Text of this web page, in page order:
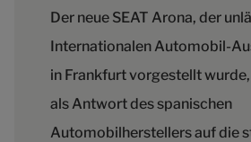
Der neue SEAT Arona, der
Internationalen Automobil-
in Frankfurt vorgestellt
als Antwort des spanischen
Automobilherstellers auf die